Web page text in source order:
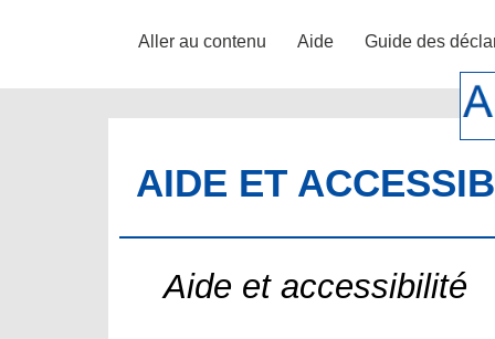
Aller au contenu Aide Guide des
AIDE ET
Aide et accessibilité